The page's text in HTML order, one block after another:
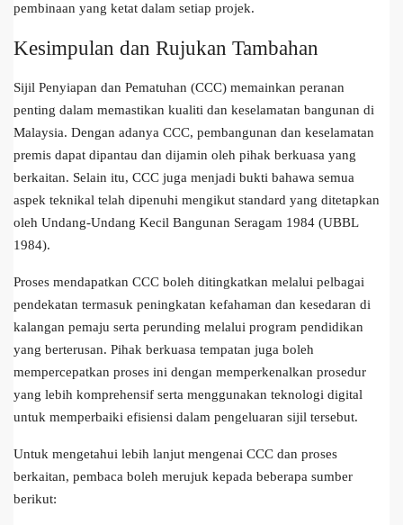
pembinaan yang ketat dalam setiap projek.
Kesimpulan dan Rujukan Tambahan
Sijil Penyiapan dan Pematuhan (CCC) memainkan peranan
penting dalam memastikan kualiti dan keselamatan bangunan di
Malaysia. Dengan adanya CCC, pembangunan dan keselamatan
premis dapat dipantau dan dijamin oleh pihak berkuasa yang
berkaitan. Selain itu, CCC juga menjadi bukti bahawa semua
aspek teknikal telah dipenuhi mengikut standard yang ditetapkan
oleh Undang-Undang Kecil Bangunan Seragam 1984 (UBBL
1984).
Proses mendapatkan CCC boleh ditingkatkan melalui pelbagai
pendekatan termasuk peningkatan kefahaman dan kesedaran di
kalangan pemaju serta perunding melalui program pendidikan
yang berterusan. Pihak berkuasa tempatan juga boleh
mempercepatkan proses ini dengan memperkenalkan prosedur
yang lebih komprehensif serta menggunakan teknologi digital
untuk memperbaiki efisiensi dalam pengeluaran sijil tersebut.
Untuk mengetahui lebih lanjut mengenai CCC dan proses
berkaitan, pembaca boleh merujuk kepada beberapa sumber
berikut: